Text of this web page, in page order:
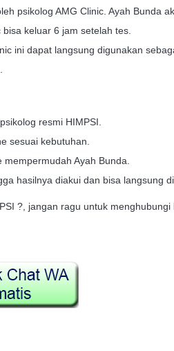
psikolog AMG Clinic. Ayah Bunda
keluar 6 jam setelah tes.
ini dapat langsung digunakan
resmi HIMPSI.
sesuai kebutuhan.
Ayah Bunda.
hasilnya diakui dan bisa langsung di
?, jangan ragu untuk menghubungi